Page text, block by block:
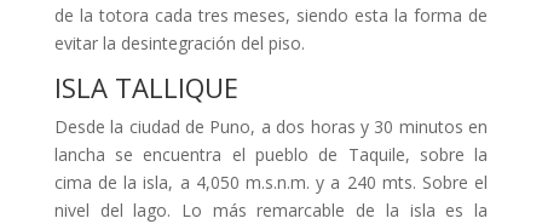
de la totora cada tres meses, siendo esta la forma de
evitar la desintegración del piso.
ISLA TALLIQUE
Desde la ciudad de Puno, a dos horas y 30 minutos en
lancha se encuentra el pueblo de Taquile, sobre la
cima de la isla, a 4,050 m.s.n.m. y a 240 mts. Sobre el
nivel del lago. Lo más remarcable de la isla es la